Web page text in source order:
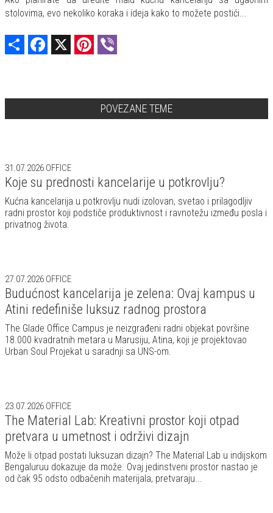
stolovima, evo nekoliko koraka i ideja kako to možete postići...
Share Facebook Pinterest
POVEZANE TEME
31.07.2026 OFFICE
Koje su prednosti kancelarije u potkrovlju?
Kućna kancelarija u potkrovlju nudi izolovan, svetao i prilagodljiv
radni prostor koji podstiče produktivnost i ravnotežu između posla i
privatnog života.
27.07.2026 OFFICE
Budućnost kancelarija je zelena: Ovaj kampus u
Atini redefiniše luksuz radnog prostora
The Glade Office Campus je neizgrađeni radni objekat površine
18.000 kvadratnih metara u Marusiju, Atina, koji je projektovao
Urban Soul Projekat u saradnji sa UNS-om.
23.07.2026 OFFICE
The Material Lab: Kreativni prostor koji otpad
pretvara u umetnost i održivi dizajn
Može li otpad postati luksuzan dizajn? The Material Lab u indijskom
Bengaluruu dokazuje da može. Ovaj jedinstveni prostor nastao je
od čak 95 odsto odbačenih materijala, pretvaraju...